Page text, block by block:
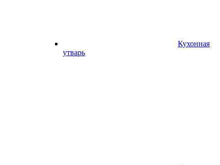
Кухонная
утварь